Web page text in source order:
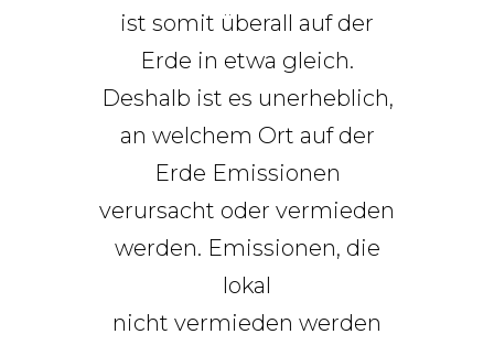
ist somit überall auf der
Erde in etwa gleich.
Deshalb ist es unerheblich,
an welchem Ort auf der
Erde Emissionen
verursacht oder vermieden
werden. Emissionen, die
lokal
nicht vermieden werden